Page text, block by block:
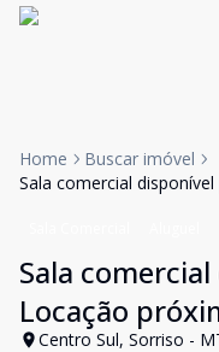
Home
Buscar imóvel
Sala comercial
Sala
Locação
Centro Sul, Sorriso -